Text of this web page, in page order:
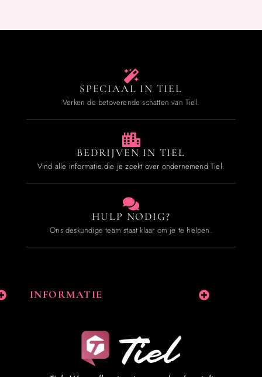
SPECIAAL IN TIEL
Verken de betoverende schatten van Tiel.
BEDRIJVEN IN TIEL
Vind alle informatie die je zoekt over ondernemend Tiel.
HULP NODIG?
Ons deskundige team staat klaar om je te helpen.
INFORMATIE